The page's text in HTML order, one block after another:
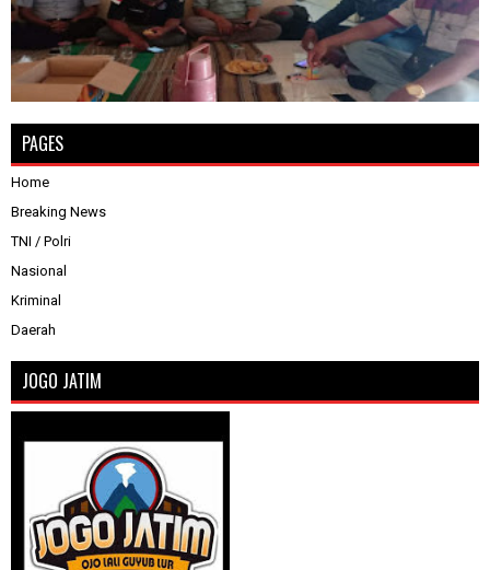
PAGES
Home
Breaking News
TNI / Polri
Nasional
Kriminal
Daerah
JOGO JATIM